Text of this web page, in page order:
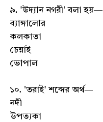
৯. 'উদ্যান নগরী' বলা হয়—
ব্যাঙ্গালোর
কলকাতা
চেন্নাই
ভোপাল
১০. 'তরাই' শব্দের অর্থ—
নদী
উপত্যকা